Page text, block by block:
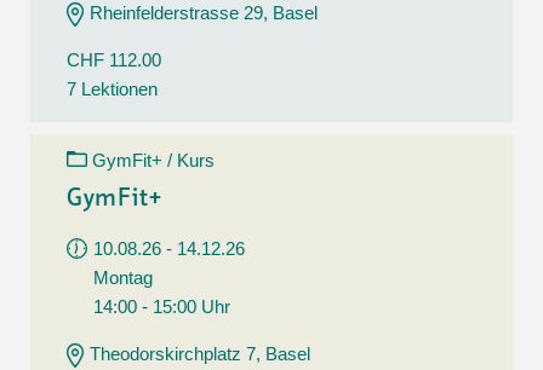
Rheinfelderstrasse 29, Basel
CHF 112.00
7 Lektionen
GymFit+ / Kurs
GymFit+
10.08.26 - 14.12.26
Montag
14:00 - 15:00 Uhr
Theodorskirchplatz 7, Basel